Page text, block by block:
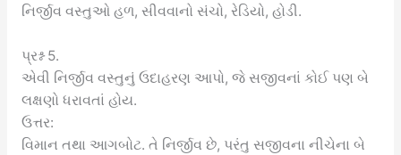
નિર્જીવ વસ્તુઓ હળ, સીવવાનો સંચો, રેડિયો, હોડી.
પ્રશ્ન 5.
એવી નિર્જીવ વસ્તુનું ઉદાહરણ આપો, જે સજીવનાં કોઈ પણ બે
લક્ષણો ધરાવતાં હોય.
ઉત્તર:
વિમાન તથા આગબોટ. તે નિર્જીવ છે, પરંતુ સજીવના નીચેના બે